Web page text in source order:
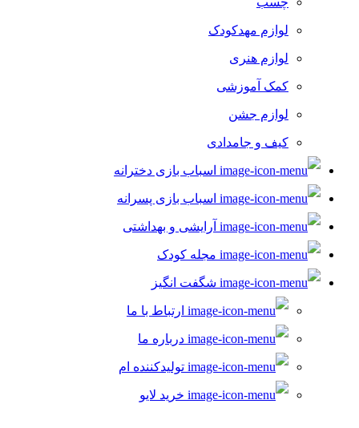
لوازم مهدکودک
لوازم هنری
کمک آموزشی
لوازم جشن
کیف و جامدادی
اسباب بازی دخترانه
اسباب بازی پسرانه
آرایشی و بهداشتی
مجله کودک
شگفت انگیز
ارتباط با ما
درباره ما
تولیدکننده ام
خرید لایو